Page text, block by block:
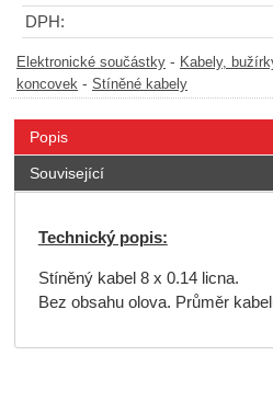
DPH:
Elektronické součástky - Kabely,
koncovek - Stíněné kabely
Popis
Související
Technický popis:
Stíněný kabel 8 x 0.14 licna.
Bez obsahu olova. Průměr